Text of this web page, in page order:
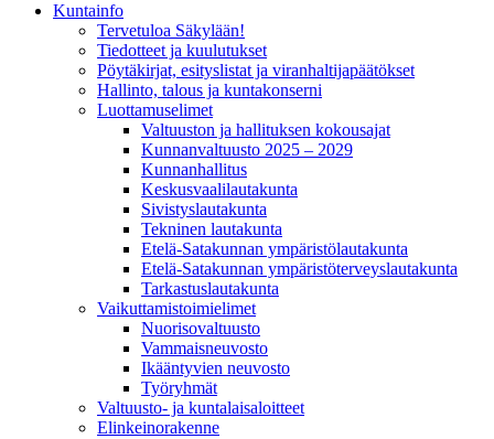
Kunta­info
Tervetuloa Säkylään!
Tiedotteet ja kuulutukset
Pöytäkirjat, esityslistat ja viranhaltijapäätökset
Hallinto, talous ja kuntakonserni
Luottamuselimet
Valtuuston ja hallituksen kokousajat
Kunnanvaltuusto 2025 – 2029
Kunnanhallitus
Keskusvaalilautakunta
Sivistyslautakunta
Tekninen lautakunta
Etelä-Satakunnan ympäristölautakunta
Etelä-Satakunnan ympäristöterveyslautakunta
Tarkastuslautakunta
Vaikuttamistoimielimet
Nuorisovaltuusto
Vammaisneuvosto
Ikääntyvien neuvosto
Työryhmät
Valtuusto- ja kuntalaisaloitteet
Elinkeinorakenne